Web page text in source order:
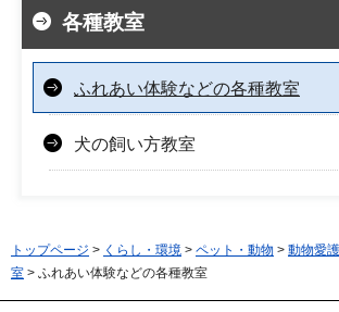
各種教室
ふれあい体験などの各種教室
犬の飼い方教室
トップページ > くらし・環境 > ペット・動物 > 動物愛
室 > ふれあい体験などの各種教室